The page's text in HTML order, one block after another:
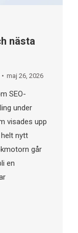
nästa
maj 26, 2026
SEO-
under
visades upp
nytt
går
en